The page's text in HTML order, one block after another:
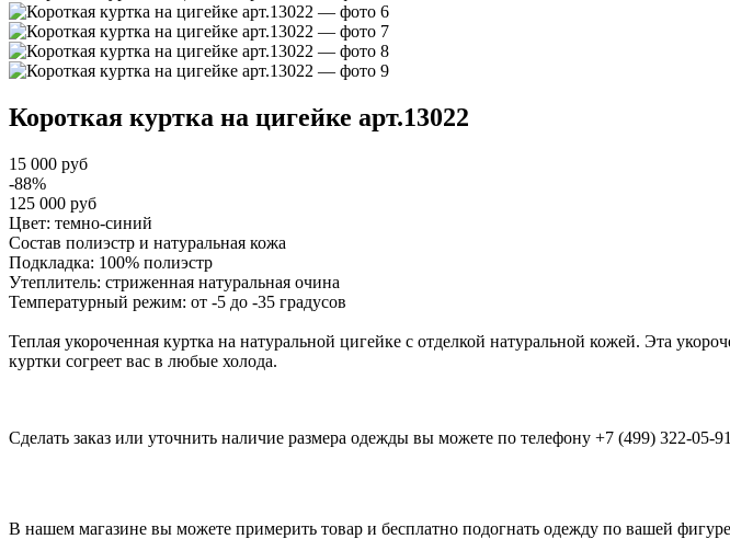
Короткая куртка на цигейке арт.13022
15 000 руб
-88%
125 000 руб
Цвет: темно-синий
Состав полиэстр и натуральная кожа
Подкладка: 100% полиэстр
Утеплитель: стриженная натуральная очина
Температурный режим: от -5 до -35 градусов
Теплая укороченная куртка на натуральной цигейке с отделкой натуральной кожей. Эта
куртки согреет вас в любые холода.
Сделать заказ или уточнить наличие размера одежды вы можете по телефону +7 (499) 322-05-
В нашем магазине вы можете примерить товар и бесплатно подогнать одежду по вашей фигуре